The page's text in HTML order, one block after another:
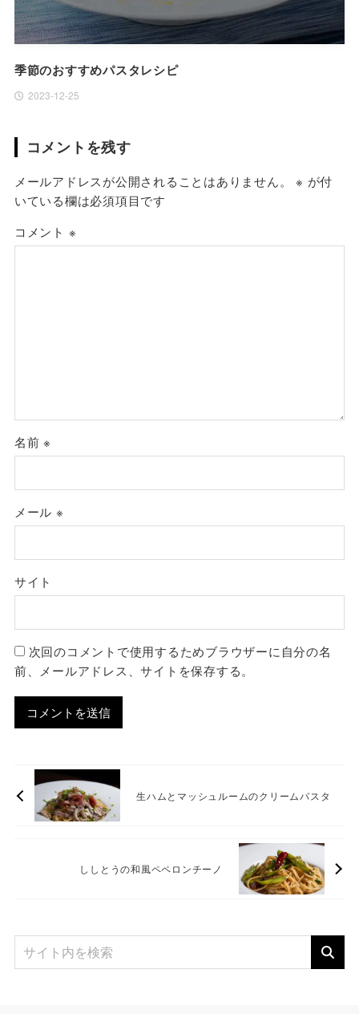
季節のおすすめパスタレシピ
2023-12-25
コメントを残す
メールアドレスが公開されることはありません。 ※ が付
いている欄は必須項目です
コメント ※
名前※
メール ※
サイト
次回のコメントで使用するためブラウザーに自分の名
前、メールアドレス、サイトを保存する。
生ハムとマッシュルームのクリームパスタ
ししとうの和風ペペロンチーノ